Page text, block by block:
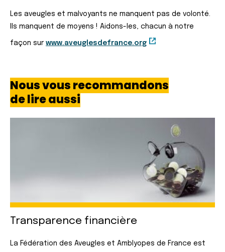
Les aveugles et malvoyants ne manquent pas de volonté.
Ils manquent de moyens ! Aidons-les, chacun à notre
façon sur www.aveuglesdefrance.org
Nous vous recommandons
de lire aussi
Transparence financière
La Fédération des Aveugles et Amblyopes de France est